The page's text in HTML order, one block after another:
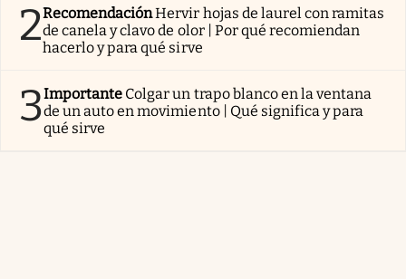
2RecomendaciónHervir hojas de laurel con ramitas
de canela y clavo de olor | Por qué recomiendan
hacerlo y para qué sirve
3Importante Colgar un trapo blanco en la ventana
de un auto en movimiento | Qué significa y para
qué sirve